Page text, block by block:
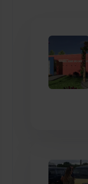
Caetité
Candiba